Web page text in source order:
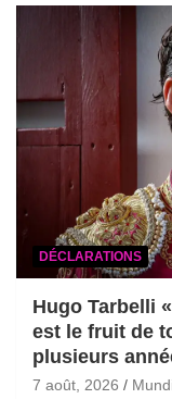
DÉCLARATIONS
Hugo Tarbelli
est le fruit de
plusieurs
7 août, 2026